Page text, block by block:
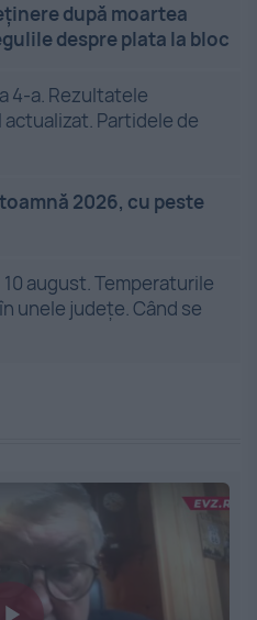
după moartea
despre plata la bloc
4-a. Rezultatele
Partidele de
2026, cu peste
august. Temperaturile
unele județe. Când se